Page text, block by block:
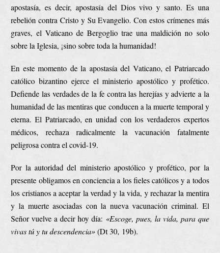
apostasía, es decir, apostasía del Dios vivo y santo. Es una
rebelión contra Cristo y Su Evangelio. Con estos crímenes más
graves, el Vaticano de Bergoglio trae una maldición no solo
sobre la Iglesia, ¡sino sobre toda la humanidad!
En este momento de la apostasía del Vaticano, el Patriarcado
católico bizantino ejerce el ministerio apostólico y profético.
Defiende las verdades de la fe contra las herejías y advierte a la
humanidad de las mentiras que conducen a la muerte temporal y
eterna. El Patriarcado, en unidad con los verdaderos expertos
médicos, rechaza radicalmente la vacunación fatalmente
peligrosa contra el covid-19.
Por la autoridad del ministerio apostólico y profético, por la
presente obligamos en conciencia a los fieles católicos y a todos
los cristianos a aceptar la verdad y la vida, y rechazar la mentira
y la muerte asociadas con la nueva vacunación criminal. El
Señor vuelve a decir hoy día: «Escoge, pues, la vida, para que
vivas tú y tu descendencia»(Dt 30, 19b).